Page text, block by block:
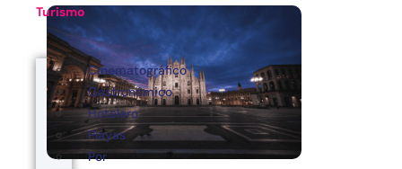
Turismo
Cinematográfico
Gastronómico
Hotelero
Playas
Por